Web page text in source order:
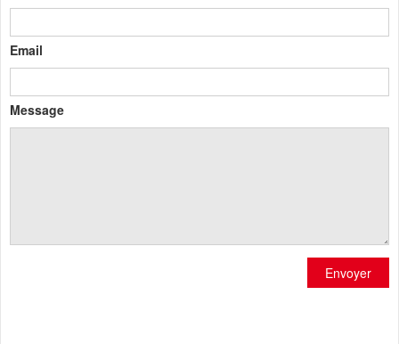
Email
Message
Envoyer